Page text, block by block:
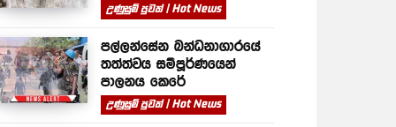
උණුසුම් පුවත් | Hot News
පල්ලන්සේන බන්ධනාගාරයේ
තත්ත්වය සම්පූර්ණයෙන්
පාලනය කෙරේ
උණුසුම් පුවත් | Hot News